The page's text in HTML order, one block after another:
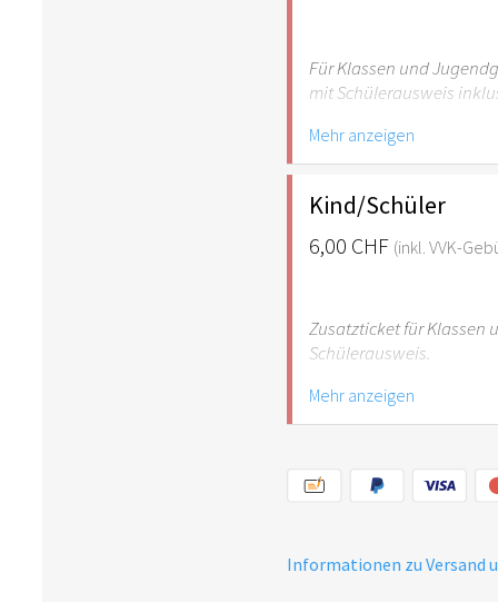
Für Klassen und
mit Schülerausweis
Hinweis: Für Kinder
empfehlenswert.
Mehr anzeigen
Kind/Schüler
6,00 CHF (inkl. VVK-
Zusatzticket für Klassen
Schülerausweis.
Hinweis: Für Kinder
empfehlenswert.
Mehr anzeigen
Informationen zu Versand